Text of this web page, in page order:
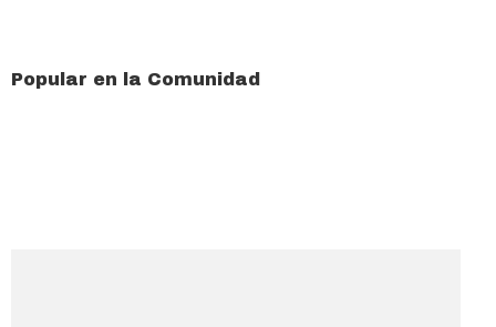
Popular en la Comunidad